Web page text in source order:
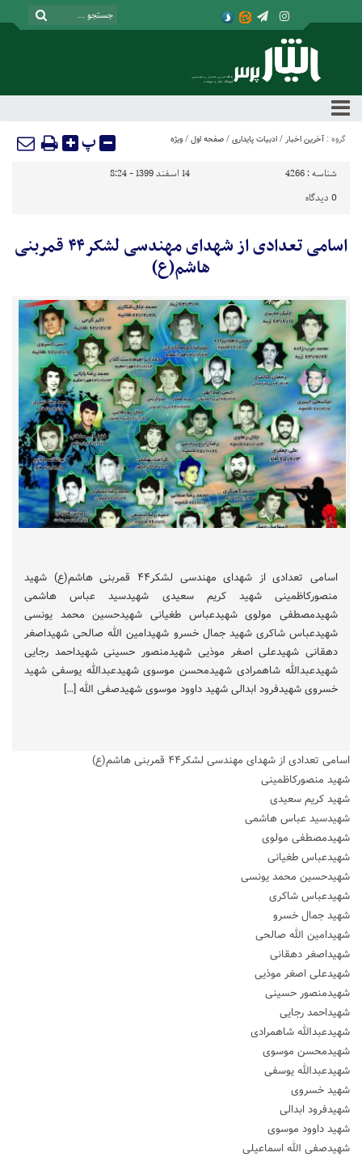
گروه : آخرین اخبار / ادبیات پایداری / صفحه اول / ویژه پ
شناسه : 4266
14 اسفند 1399 - 8:24
0 دیدگاه
اسامی تعدادی از شهدای مهندسی لشکر۴۴ قمربنی
هاشم(ع)
اسامی تعدادی از شهدای مهندسی لشکر۴۴ قمربنی هاشم(ع) شهید
منصورکاظمینی شهید کریم سعیدی شهیدسید عباس هاشمی
شهیدمصطفی مولوی شهیدعباس طغیانی شهیدحسین محمد یونسی
شهیدعباس شاکری شهید جمال خسرو شهیدامین الله صالحی شهیداصغر
دهقانی شهیدعلی اصغر موذیی شهیدمنصور حسینی شهیداحمد رجایی
شهیدعبدالله شاهمرادی شهیدمحسن موسوی شهیدعبدالله یوسفی شهید
خسروی شهیدفرود ابدالی شهید داوود موسوی شهیدصفی الله […]
اسامی تعدادی از شهدای مهندسی لشکر۴۴ قمربنی هاشم(ع)
شهید منصورکاظمینی
شهید کریم سعیدی
شهیدسید عباس هاشمی
شهیدمصطفی مولوی
شهیدعباس طغیانی
شهیدحسین محمد یونسی
شهیدعباس شاکری
شهید جمال خسرو
شهیدامین الله صالحی
شهیداصغر دهقانی
شهیدعلی اصغر موذیی
شهیدمنصور حسینی
شهیداحمد رجایی
شهیدعبدالله شاهمرادی
شهیدمحسن موسوی
شهیدعبدالله یوسفی
شهید خسروی
شهیدفرود ابدالی
شهید داوود موسوی
شهیدصفی الله اسماعیلی